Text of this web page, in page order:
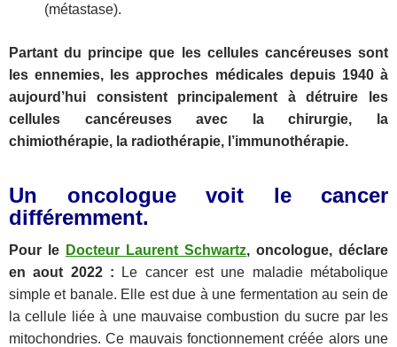
(métastase).
Partant du principe que les cellules cancéreuses sont
les ennemies, les approches médicales depuis 1940 à
aujourd’hui consistent principalement à détruire les
cellules cancéreuses avec la chirurgie, la
chimiothérapie, la radiothérapie, l’immunothérapie.
Un oncologue voit le cancer
différemment.
Pour le Docteur Laurent Schwartz, oncologue, déclare
en aout 2022 : Le cancer est une maladie métabolique
simple et banale. Elle est due à une fermentation au sein de
la cellule liée à une mauvaise combustion du sucre par les
mitochondries. Ce mauvais fonctionnement créée alors une